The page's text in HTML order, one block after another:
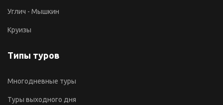
Углич - Мышкин
Круизы
Типы туров
Многодневные туры
Туры выходного дня